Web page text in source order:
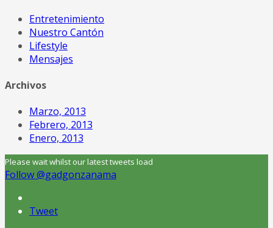
Entretenimiento
Nuestro Cantón
Lifestyle
Mensajes
Archivos
Marzo, 2013
Febrero, 2013
Enero, 2013
Please wait whilst our latest tweets load
Follow @gadgonzanama
Tweet